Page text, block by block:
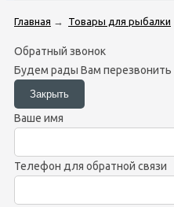
Главная → Товары для рыбалки
Обратный звонок
Будем рады Вам перезвонить
Ваше имя
Телефон для обратной связи